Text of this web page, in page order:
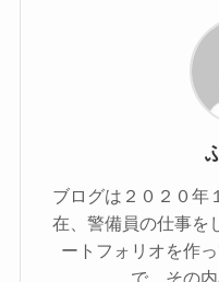
ブログは２０２０
在、警備員の仕事を
ートフォリオを作
で、その